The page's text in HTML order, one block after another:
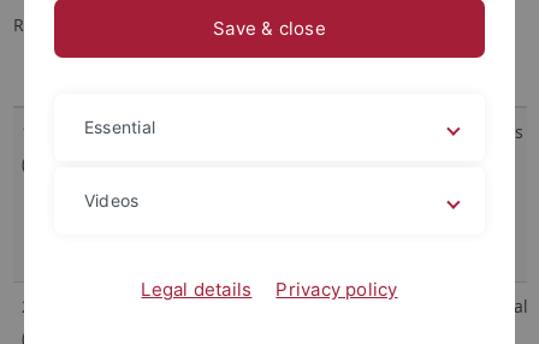
Raum C9 A03
13.10.
(Fleischer)
Dr. Anne-Laure Baudrion
Technologie Troyes)
"Molecular Plasmonics
20.10.
(Oettel)
Gary Davies (University
"Assembling Ellipsoidal
Save & close
Essential
Videos
Legal details Privacy policy